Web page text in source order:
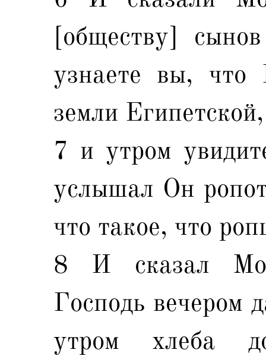
[обществу]
узнаете вы, что
земли Египетской,
7 и утром
услышал Он
что такое, что
8 И сказал
Господь вечером
утром хлеба